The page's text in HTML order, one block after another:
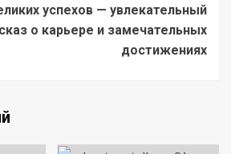
успехов — увлекательный
о карьере и замечательных
достижениях